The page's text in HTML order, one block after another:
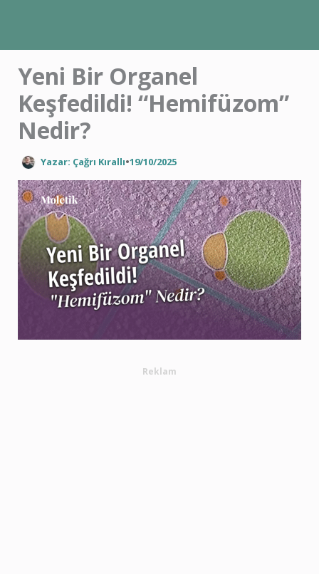
Yeni Bir Organel
Keşfedildi! “Hemifüzom”
Nedir?
Yazar: Çağrı Kırallı•19/10/2025
Reklam